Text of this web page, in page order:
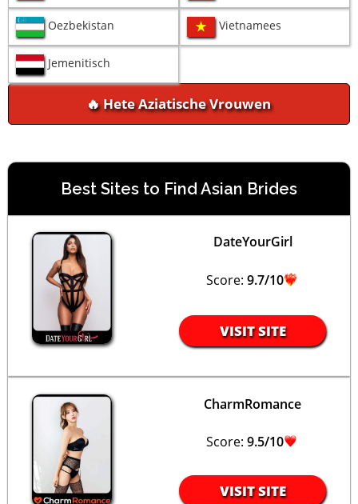
Oezbekistan Vietnamees
Jemenitisch
🔥 Hete Aziatische Vrouwen
Best Sites to Find Asian Brides
DateYourGirl
Score: 9.7/10
VISIT SITE
CharmRomance
Score: 9.5/10
VISIT SITE